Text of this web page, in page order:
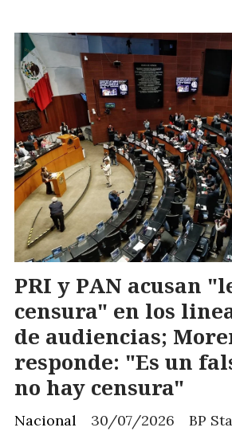
PRI y PAN acusan
censura" en los
de audiencias;
responde: "Es un
no hay censura"
BP
Nacional 30/07/2026